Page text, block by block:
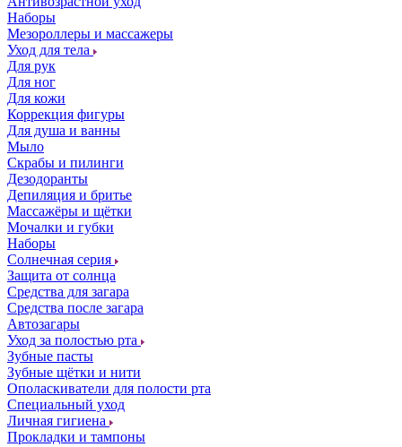
Наборы
Мезороллеры и массажеры
Уход для тела
Для рук
Для ног
Для кожи
Коррекция фигуры
Для душа и ванны
Мыло
Скрабы и пилинги
Дезодоранты
Депиляция и бритье
Массажёры и щётки
Мочалки и губки
Наборы
Солнечная серия
Защита от солнца
Средства для загара
Средства после загара
Автозагары
Уход за полостью рта
Зубные пасты
Зубные щётки и нити
Ополаскиватели для полости рта
Специальный уход
Личная гигиена
Прокладки и тампоны